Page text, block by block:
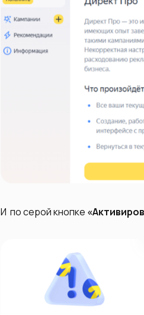
И по серой кнопке